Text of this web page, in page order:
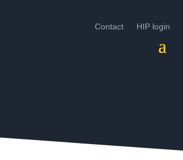
Contact HIP login